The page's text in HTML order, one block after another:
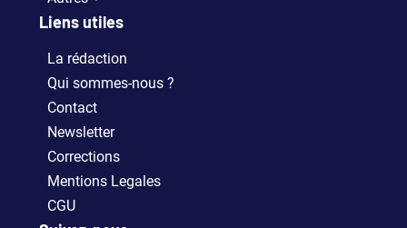
Liens utiles
La rédaction
Qui sommes-nous ?
Contact
Newsletter
Corrections
Mentions Legales
CGU